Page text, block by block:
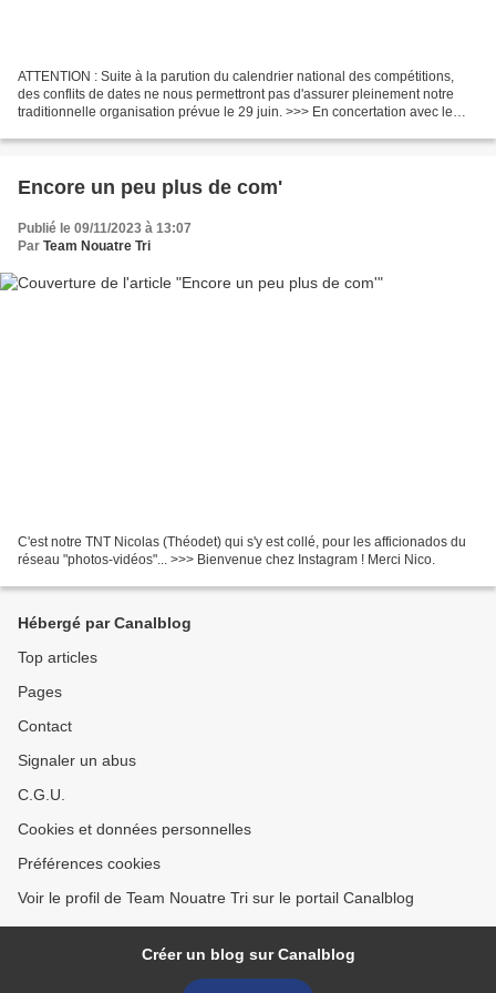
ATTENTION : Suite à la parution du calendrier national des compétitions,
des conflits de dates ne nous permettront pas d'assurer pleinement notre
traditionnelle organisation prévue le 29 juin. >>> En concertation avec le
Encore un peu plus de com'
Publié le 09/11/2023 à 13:07
Par Team Nouatre Tri
C'est notre TNT Nicolas (Théodet) qui s'y est collé, pour les afficionados du
réseau "photos-vidéos"... >>> Bienvenue chez Instagram ! Merci Nico.
Hébergé par Canalblog
Top articles
Pages
Contact
Signaler un abus
C.G.U.
Cookies et données personnelles
Préférences cookies
Voir le profil de Team Nouatre Tri sur le portail Canalblog
Créer un blog sur Canalblog